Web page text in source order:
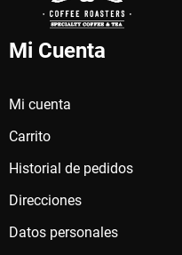
Mi Cuenta
Mi cuenta
Carrito
Historial de pedidos
Direcciones
Datos personales